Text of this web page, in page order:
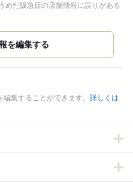
だ阪急店の店舗情報に誤りがある
集することができます。 詳しくは